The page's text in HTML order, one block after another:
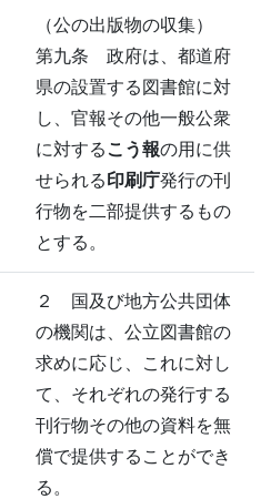
（公の出版物の収集）
第九条 政府は、都道府
県の設置する図書館に対
し、官報その他一般公衆
に対する こう報の用に供
せられる印刷庁発行の刊
行物を二部提供するもの
とする。
２ 国及び地方公共団体
の機関は、公立図書館の
求めに応じ、これに対し
て、それぞれの発行する
刊行物その他の資料を無
償で提供することができ
る。